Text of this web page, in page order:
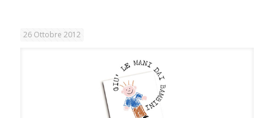
26 Ottobre 2012